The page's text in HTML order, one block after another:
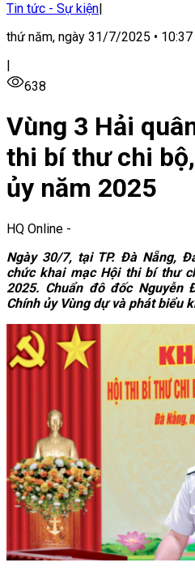
Tin tức - Sự kiện|
thứ năm, ngày 31/7/2025 • 10:37
|
638
Vùng 3 Hải
thi bí thư chi
ủy năm 2025
HQ Online -
Ngày 30/7, tại TP. Đà Nẵng,
chức khai mạc Hội thi bí thư
2025. Chuẩn đô đốc Nguyễn
Chính ủy Vùng dự và phát biểu